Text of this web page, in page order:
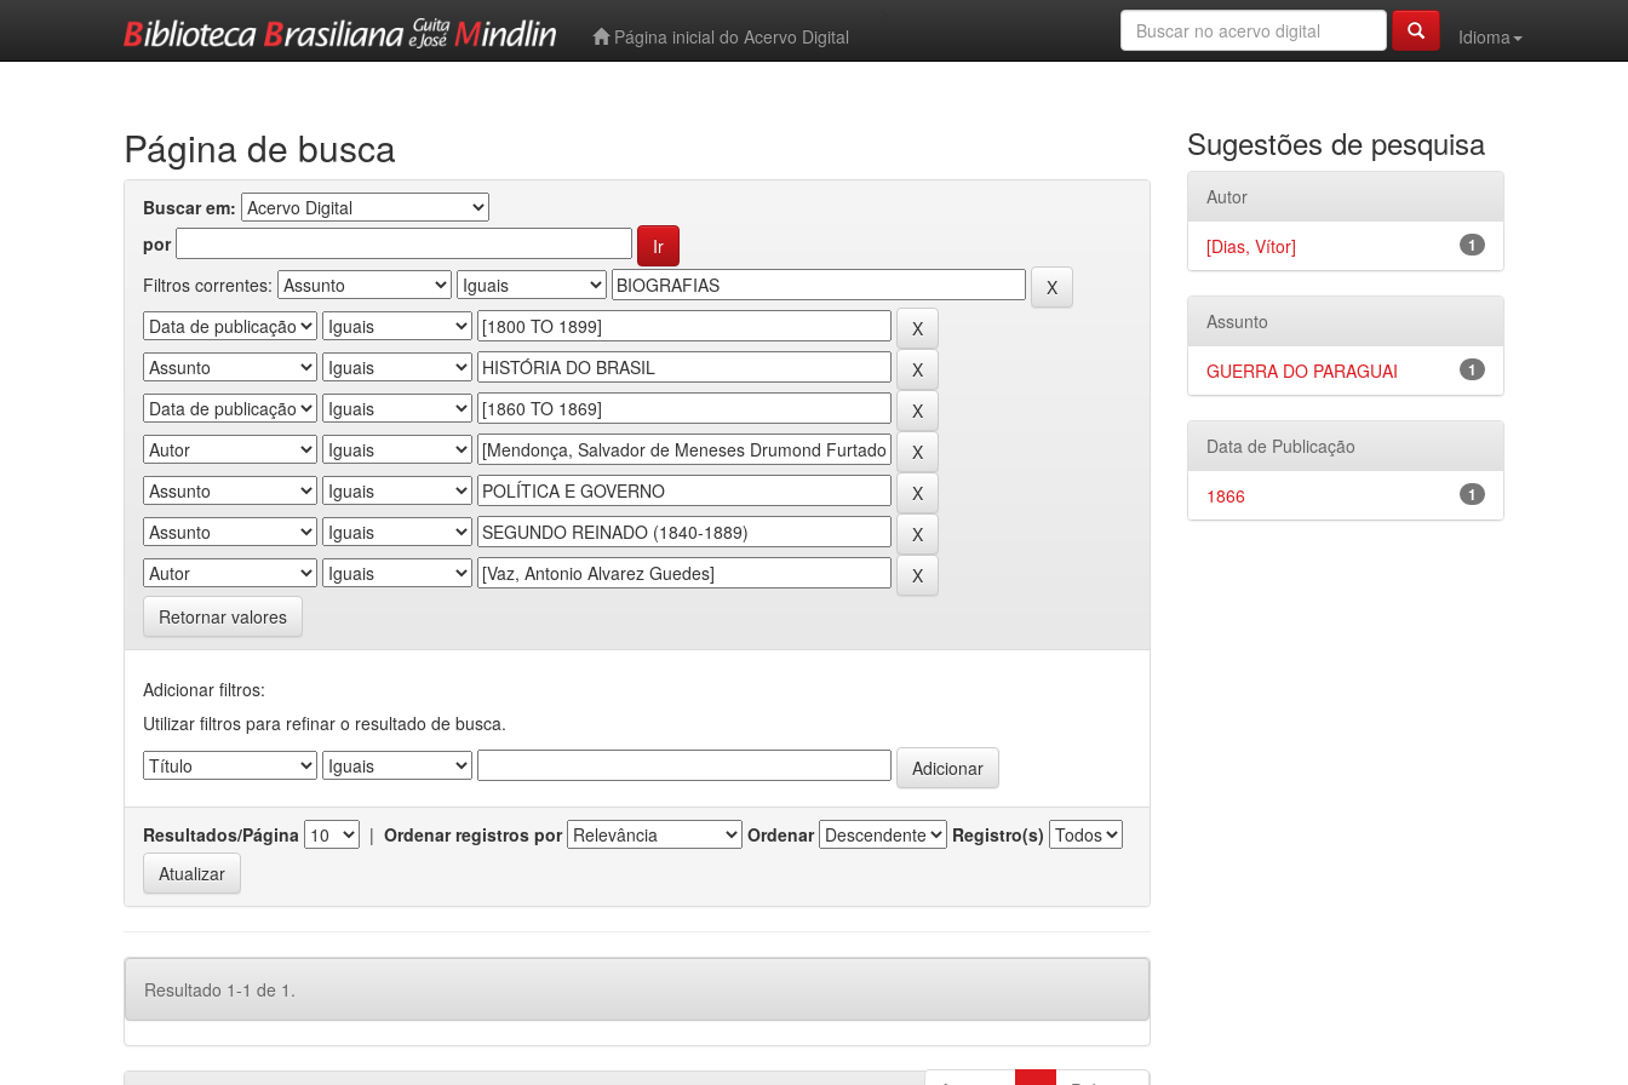
Página inicial do Acervo Digital
Idioma
Página de busca
Buscar em:
por
Filtros correntes:
Retornar valores
Adicionar filtros:
Utilizar filtros para refinar o resultado de busca.
Resultados/Página | Ordenar registros por Ordenar Registro(s)
Resultado 1-1 de 1.
Sugestões de pesquisa
Autor
1
[Dias, Vítor]
Assunto
1
GUERRA DO PARAGUAI
Data de Publicação
1
1866